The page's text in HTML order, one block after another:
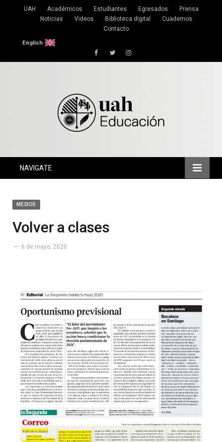
UAH Académicos Estudiantes Egresados
Prensa
Noticias
Videos Biblioteca digital
Cuadernos
Contacto
English
FacebookTwitterInstagram
NAVIGATE
MEDIOS
Volver a clases
6 de mayo, 2020